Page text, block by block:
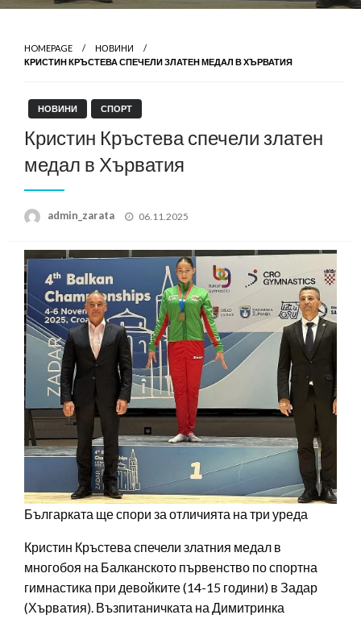
HOMEPAGE
НОВИНИ
КРИСТИН КРЪСТЕВА СПЕЧЕЛИ ЗЛАТЕН МЕДАЛ В ХЪРВАТИЯ
НОВИНИ СПОРТ
Кристин Кръстева спечели златен
медал в Хърватия
admin_zarata
Posted
06.11.2025
Българката ще спори за отличията на три уреда
Кристин Кръстева спечели златния медал в
многобоя на Балканското първенство по спортна
гимнастика при девойките (14-15 години) в Задар
(Хърватия). Възпитаничката на Димитринка